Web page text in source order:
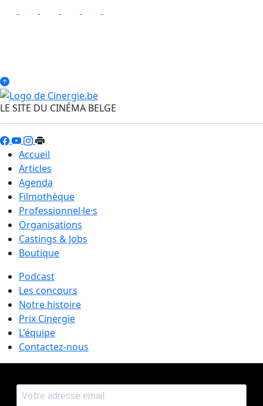
LE SITE DU CINÉMA BELGE
Accueil
Articles
Agenda
Filmothèque
Professionnel·le·s
Organisations
Castings & Jobs
Boutique
Podcast
Les concours
Notre histoire
Prix Cinergie
L'équipe
Contactez-nous